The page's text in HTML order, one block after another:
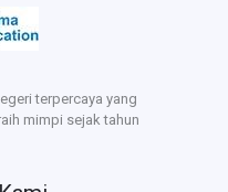
terpercaya yang
mimpi sejak tahun